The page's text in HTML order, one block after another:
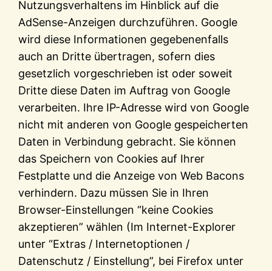
Nutzungsverhaltens im Hinblick auf die
AdSense-Anzeigen durchzuführen. Google
wird diese Informationen gegebenenfalls
auch an Dritte übertragen, sofern dies
gesetzlich vorgeschrieben ist oder soweit
Dritte diese Daten im Auftrag von Google
verarbeiten. Ihre IP-Adresse wird von Google
nicht mit anderen von Google gespeicherten
Daten in Verbindung gebracht. Sie können
das Speichern von Cookies auf Ihrer
Festplatte und die Anzeige von Web Bacons
verhindern. Dazu müssen Sie in Ihren
Browser-Einstellungen “keine Cookies
akzeptieren” wählen (Im Internet-Explorer
unter “Extras / Internetoptionen /
Datenschutz / Einstellung”, bei Firefox unter